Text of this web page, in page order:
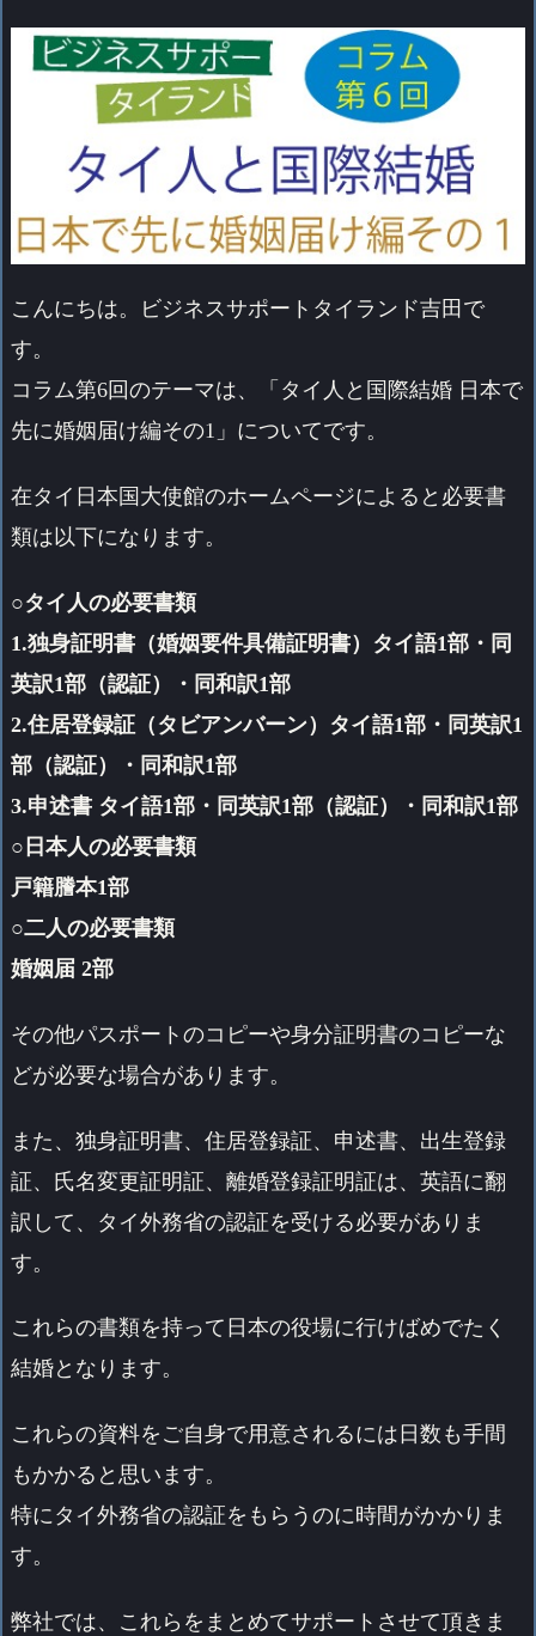
こんにちは。ビジネスサポートタイランド吉田で
す。
コラム第6回のテーマは、「タイ人と国際結婚 日本で
先に婚姻届け編その1」についてです。
在タイ日本国大使館のホームページによると必要書
類は以下になります。
○タイ人の必要書類
1.独身証明書（婚姻要件具備証明書）タイ語1部・同
英訳1部（認証）・同和訳1部
2.住居登録証（タビアンバーン）タイ語1部・同英訳1
部（認証）・同和訳1部
3.申述書 タイ語1部・同英訳1部（認証）・同和訳1部
○日本人の必要書類
戸籍謄本1部
○二人の必要書類
婚姻届 2部
その他パスポートのコピーや身分証明書のコピーな
どが必要な場合があります。
また、独身証明書、住居登録証、申述書、出生登録
証、氏名変更証明証、離婚登録証明証は、英語に翻
訳して、タイ外務省の認証を受ける必要がありま
す。
これらの書類を持って日本の役場に行けばめでたく
結婚となります。
これらの資料をご自身で用意されるには日数も手間
もかかると思います。
特にタイ外務省の認証をもらうのに時間がかかりま
す。
弊社では、これらをまとめてサポートさせて頂きま